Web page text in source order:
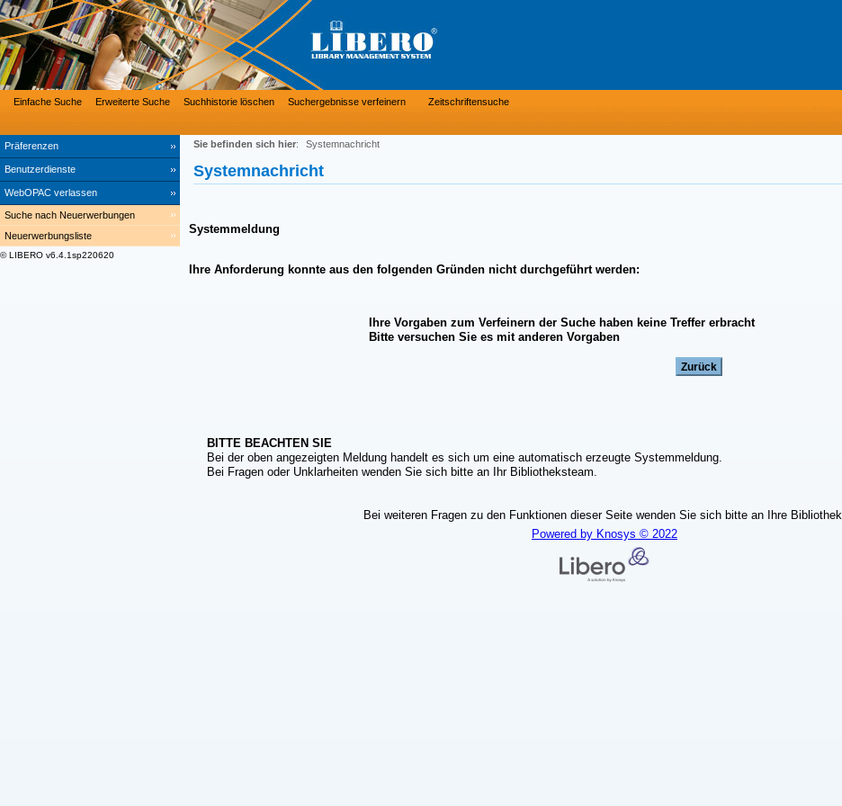
Präferenzen
Benutzerdienste
WebOPAC verlassen
Einfache Suche Erweiterte Suche Suchhistorie löschen Suchergebnisse verfeinern Zeitschriftensuche
Suche nach Neuerwerbungen
Neuerwerbungsliste
© LIBERO v6.4.1sp220620
Sie befinden sich hier: Systemnachricht
Systemnachricht
Systemmeldung
Ihre Anforderung konnte aus den folgenden Gründen nicht durchgeführt werden:
Ihre Vorgaben zum Verfeinern der Suche haben keine Treffer erbracht
Bitte versuchen Sie es mit anderen Vorgaben
BITTE BEACHTEN SIE
Bei der oben angezeigten Meldung handelt es sich um eine automatisch erzeugte Systemmeldung.
Bei Fragen oder Unklarheiten wenden Sie sich bitte an Ihr Bibliotheksteam.
Bei weiteren Fragen zu den Funktionen dieser Seite wenden Sie sich bitte an Ihre Bibliothek.
Powered by Knosys © 2022